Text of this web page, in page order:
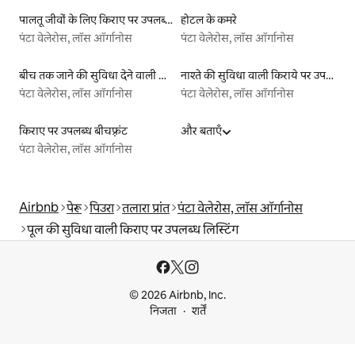
पालतू जीवों के लिए किराए पर उपलब्ध लिस्टिंग
पंटा वेलेरोस, लॉस ऑर्गानोस
होटल के कमरे
पंटा वेलेरोस, लॉस ऑर्गानोस
बीच तक जाने की सुविधा देने वाली किराये पर उपलब्ध लिस्टिंग
पंटा वेलेरोस, लॉस ऑर्गानोस
नाश्ते की सुविधा वाली किराये पर उपलब्ध लिस्टिंग
पंटा वेलेरोस, लॉस ऑर्गानोस
किराए पर उपलब्ध बीचफ़्रंट
पंटा वेलेरोस, लॉस ऑर्गानोस
और बताएँ
Airbnb पेरू पिउरा तलारा प्रांत पंटा वेलेरोस, लॉस ऑर्गानोस
पूल की सुविधा वाली किराए पर उपलब्ध लिस्टिंग
© 2026 Airbnb, Inc.
निजता
शर्तें